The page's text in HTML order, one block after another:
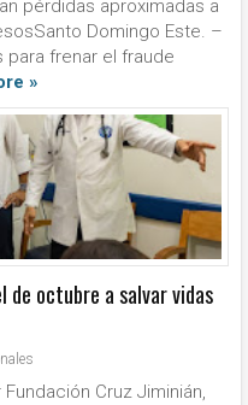
pérdidas aproximadas a
Domingo Este. –
para frenar el fraude
»
de octubre a salvar vidas
Cruz Jiminián,